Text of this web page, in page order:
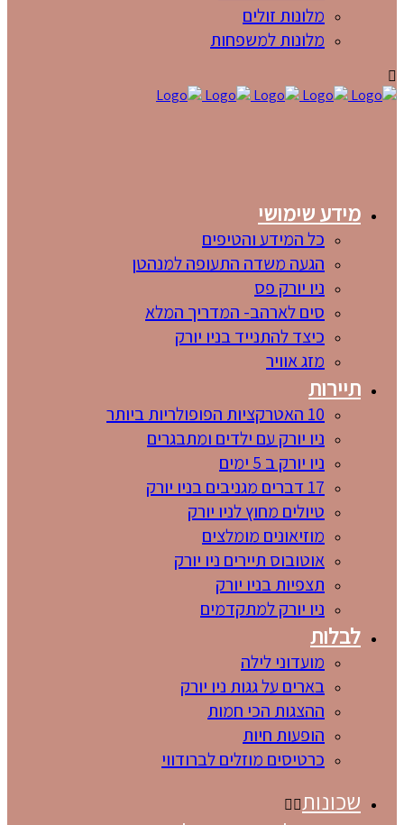
מלונות זולים
מלונות למשפחות
מידע שימושי
כל המידע והטיפים
הגעה משדה התעופה למנהטן
ניו יורק פס
סים לארהב- המדריך המלא
כיצד להתנייד בניו יורק
מזג אוויר
תיירות
10 האטרקציות הפופולריות ביותר
ניו יורק עם ילדים ומתבגרים
ניו יורק ב 5 ימים
17 דברים מגניבים בניו יורק
טיולים מחוץ לניו יורק
מוזיאונים מומלצים
אוטובוס תיירים ניו יורק
תצפיות בניו יורק
ניו יורק למתקדמים
לבלות
מועדוני לילה
בארים על גגות ניו יורק
ההצגות הכי חמות
הופעות חיות
כרטיסים מוזלים לברודווי
שכונות